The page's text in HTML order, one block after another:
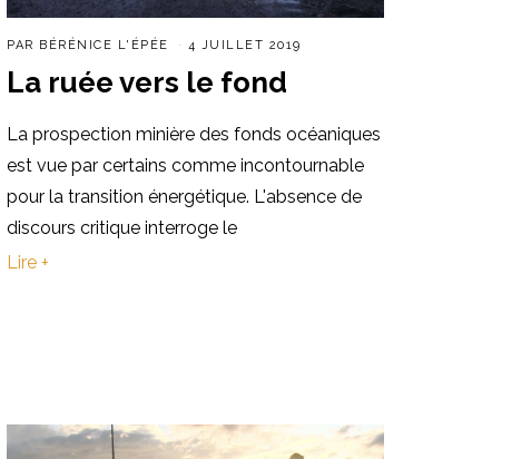
PAR BÉRÉNICE L'ÉPÉE 4 JUILLET 2019
La ruée vers le fond
La prospection minière des fonds océaniques
est vue par certains comme incontournable
pour la transition énergétique. L'absence de
discours critique interroge le
Lire +